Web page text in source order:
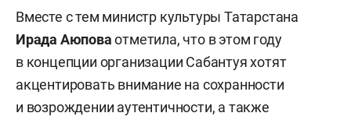
Вместе с тем министр культуры Татарстана
Ирада Аюповаотметила, что в этом году
в концепции организации Сабантуя хотят
акцентировать внимание на сохранности
и возрождении аутентичности, а также